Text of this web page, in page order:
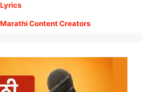
Lyrics
Marathi Content Creators